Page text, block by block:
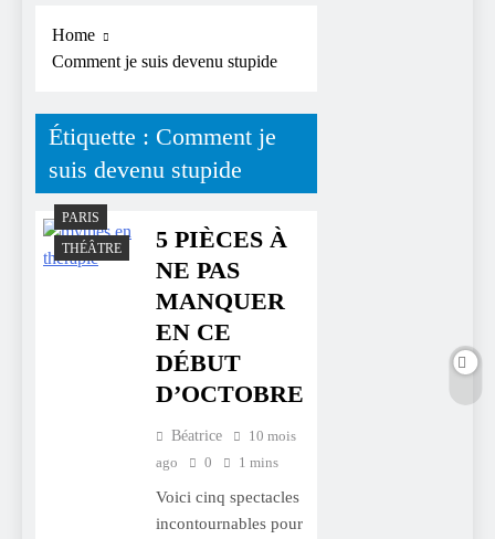
Home
Comment je suis devenu stupide
Étiquette : Comment je
suis devenu stupide
PARIS
THÉÂTRE
5 PIÈCES À
NE PAS
MANQUER
EN CE
DÉBUT
D’OCTOBRE
Béatrice
10 mois
ago
0 1 mins
Voici cinq spectacles
incontournables pour